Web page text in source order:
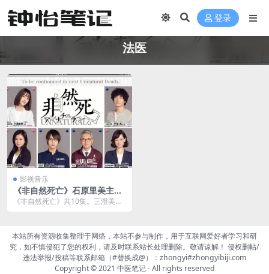
登录
法医
影视音乐
《非自然死亡》石原里美主演
全10集夸克网盘下载
《非自然死亡》共10集。三澄美琴
本站所有资源收集整理于网络，本站不参与制作，用于互联网爱好者学习和研
究，如不慎侵犯了您的权利，请及时联系站长处理删除。敬请谅解！ 侵权删帖/
违法举报/投稿等联系邮箱（#替换成@）：zhongyi#zhongyibiji.com
Copyright © 2021 中医笔记- All rights reserved